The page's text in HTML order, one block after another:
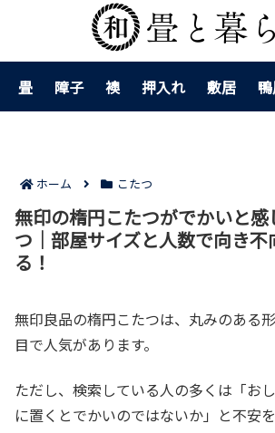
畳 障子 襖 押入れ 敷居
ホーム こたつ
無印の楕円こたつがでかいと
つ｜部屋サイズと人数で向き不
る！
無印良品の楕円こたつは、丸みのある
目で人気があります。
ただし、検索している人の多くは「お
に置くとでかいのではないか」と不安を